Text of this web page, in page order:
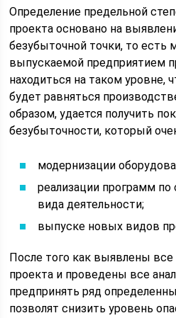
Определение предельной
проекта основано на
безубыточной точки, то есть
выпускаемой предприятием
находиться на таком уровне,
будет равняться
образом, удается получить
безубыточности, который
модернизации
реализации программ по
вида деятельности;
выпуске новых видов
После того как выявлены
проекта и проведены все
предпринять ряд
позволят снизить уровень